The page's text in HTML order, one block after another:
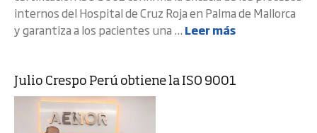
internos del Hospital de Cruz Roja en Palma de Mallorca
y garantiza a los pacientes una ... Leer más
Julio Crespo Perú obtiene la ISO 9001